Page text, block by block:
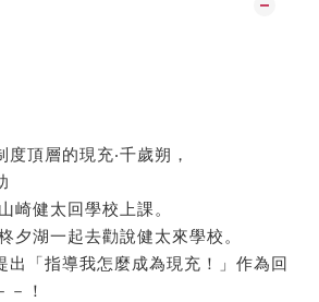
頂層的現充‧千歲朔，
崎健太回學校上課。
夕湖一起去勸說健太來學校。
出「指導我怎麼成為現充！」作為回
！